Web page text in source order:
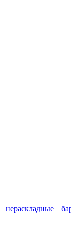
нераскладные